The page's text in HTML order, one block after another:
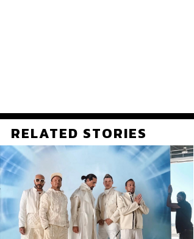
RELATED STORIES